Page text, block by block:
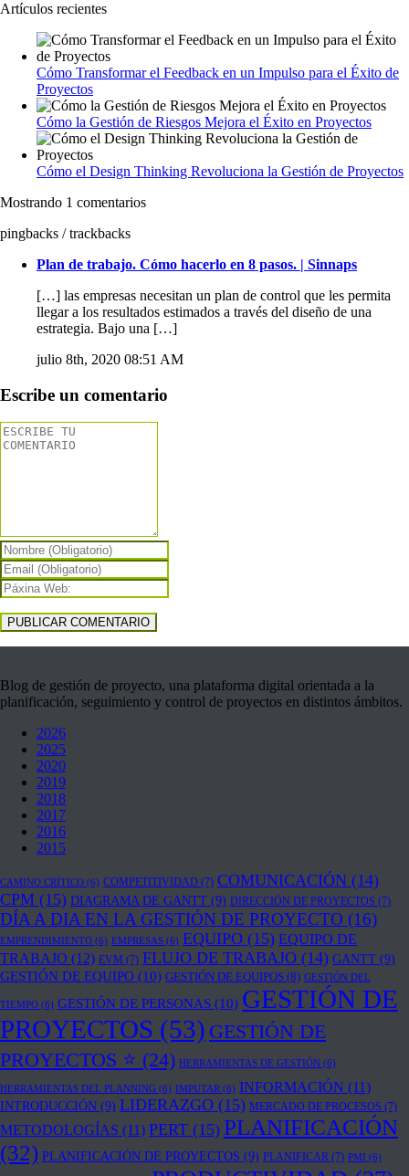
Artículos recientes
Cómo Transformar el Feedback en un Impulso para el Éxito de
Proyectos
Cómo la Gestión de Riesgos Mejora el Éxito en Proyectos
Cómo el Design Thinking Revoluciona la Gestión de Proyectos
Mostrando 1 comentarios
pingbacks / trackbacks
Plan de trabajo. Cómo hacerlo en 8 pasos. | Sinnaps
[…] las empresas necesitan un plan de control que les permita
llegar a los resultados estimados a través del diseño de una
estrategia. Bajo una […]
julio 8th, 2020 08:51 AM
Escribe un comentario
Blog de gestión de proyecto, una plataforma digital orientada a la
planificación, seguimiento y control de proyectos en distintos ámbitos.
2026
2025
2020
2019
2018
2017
2016
2015
CAMINO CRÍTICO (6) COMPETITIVIDAD (7) COMUNICACIÓN (14)
CPM (15) DIAGRAMA DE GANTT (9) DIRECCIÓN DE PROYECTOS (7)
DÍA A DIA EN LA GESTIÓN DE PROYECTO (16)
EMPRENDIMIENTO (6) EMPRESAS (6) EQUIPO (15) EQUIPO DE
TRABAJO (12) EVM (7) FLUJO DE TRABAJO (14) GANTT (9)
GESTIÓN DE EQUIPO (10) GESTIÓN DE EQUIPOS (8) GESTIÓN DEL
TIEMPO (6) GESTIÓN DE PERSONAS (10) GESTIÓN DE
PROYECTOS (53) GESTIÓN DE
PROYECTOS ⭐ (24) HERRAMIENTAS DE GESTIÓN (6)
HERRAMIENTAS DEL PLANNING (6) IMPUTAR (6) INFORMACIÓN (11)
INTRODUCCIÓN (9) LIDERAZGO (15) MERCADO DE PROCESOS (7)
METODOLOGÍAS (11) PERT (15) PLANIFICACIÓN
(32) PLANIFICACIÓN DE PROYECTOS (9) PLANIFICAR (7) PMI (6)